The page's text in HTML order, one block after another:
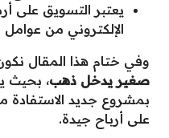
يعتبر التسويق على
الإلكتروني من
وفي ختام هذا المقال
صغير يدخل ذهب، بحيث
بمشروع جديد الاستفادة
على أرباح جيدة.